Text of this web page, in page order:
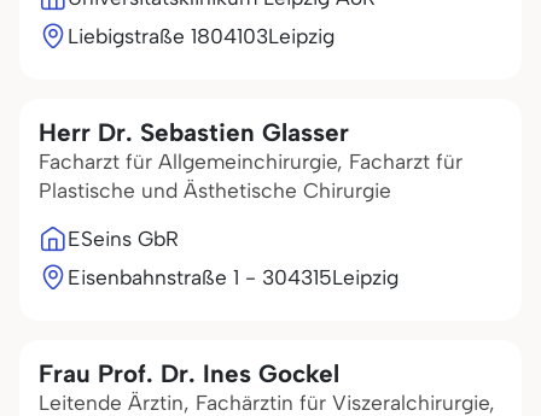
Liebigstraße 1804103Leipzig
Herr Dr. Sebastien Glasser
Facharzt für Allgemeinchirurgie, Facharzt für
Plastische und Ästhetische Chirurgie
ESeins GbR
Eisenbahnstraße 1 - 304315Leipzig
Frau Prof. Dr. Ines Gockel
Leitende Ärztin, Fachärztin für Viszeralchirurgie,